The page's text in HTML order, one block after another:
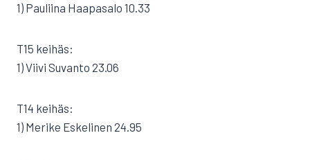
1) Pauliina Haapasalo 10.33
T15 keihäs:
1) Viivi Suvanto 23.06
T14 keihäs:
1) Merike Eskelinen 24.95